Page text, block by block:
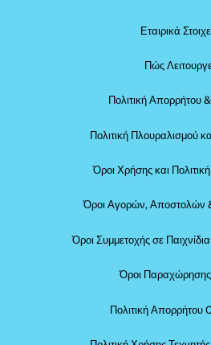
Εταιρικά
Πώς
Πολιτική Απορρήτου
Πολιτική Πλουραλισμού
Όροι Χρήσης και Πολιτική
Όροι Αγορών, Αποστολών
Όροι Συμμετοχής σε
Όροι
Πολιτική Απορρήτου